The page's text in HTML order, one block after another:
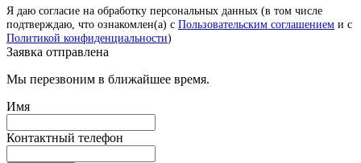
Я даю согласие на обработку персональных данных (в том числе
подтверждаю, что ознакомлен(а) с Пользовательским соглашением и с
Политикой конфиденциальности)
Заявка отправлена
Мы перезвоним в ближайшее время.
Имя
Контактный телефон